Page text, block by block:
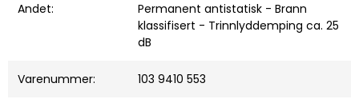
Andet:
Permanent antistatisk - Brann
klassifisert - Trinnlyddemping ca. 25
dB
Varenummer: 103 9410 553